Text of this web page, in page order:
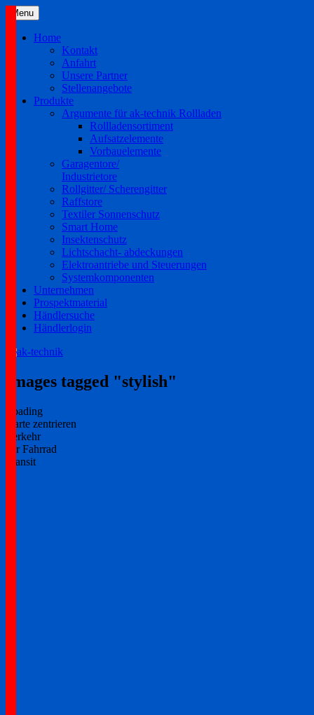
Skip
content
Menu
Home
Kontakt
Anfahrt
Unsere Partner
Stellenangebote
Produkte
Argumente für ak-technik Rollladen
Rollladensortiment
Aufsatzelemente
Vorbauelemente
Garagentore/
Industrietore
Rollgitter/ Scherengitter
Raffstore
Textiler Sonnenschutz
Smart Home
Insektenschutz
Lichtschacht- abdeckungen
Elektroantriebe und Steuerungen
Systemkomponenten
Unternehmen
Prospektmaterial
Händlersuche
Händlerlogin
ak-technik
Images tagged "stylish"
Loading
Karte zentrieren
Verkehr
per Fahrrad
Transit